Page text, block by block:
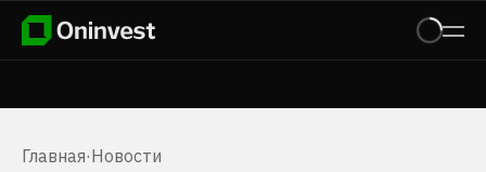
Главная·Новости